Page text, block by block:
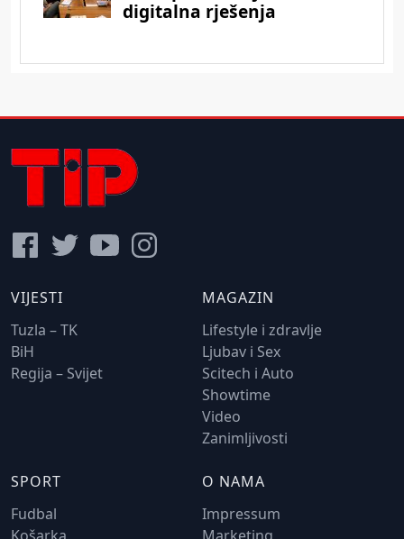
VIJESTI
Tuzla – TK
BiH
Regija – Svijet
MAGAZIN
Lifestyle i zdravlje
Ljubav i Sex
Scitech i Auto
Showtime
Video
Zanimljivosti
SPORT
Fudbal
O NAMA
Impressum